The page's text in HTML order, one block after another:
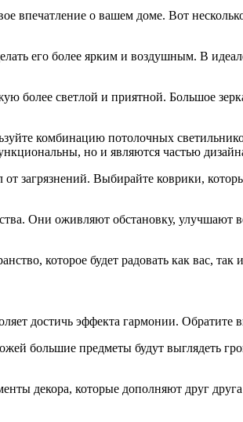
впечатление о вашем доме. Вот
его более ярким и воздушным. В
более светлой и приятной. Большое
комбинацию потолочных
но и являются частью
загрязнений. Выбирайте коврики,
Они оживляют обстановку, улучшают
которое будет радовать как вас, так
достичь эффекта гармонии.
большие предметы будут выглядеть
декора, которые дополняют друг